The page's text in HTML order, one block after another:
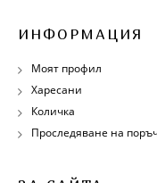
ИНФОРМАЦИЯ
Моят профил
Харесани
Количка
Проследяване на